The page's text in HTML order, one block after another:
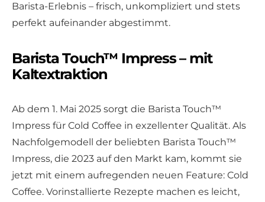
Barista-Erlebnis – frisch, unkompliziert und stets
perfekt aufeinander abgestimmt.
Barista Touch™ Impress – mit
Kaltextraktion
Ab dem 1. Mai 2025 sorgt die Barista Touch™
Impress für Cold Coffee in exzellenter Qualität. Als
Nachfolgemodell der beliebten Barista Touch™
Impress, die 2023 auf den Markt kam, kommt sie
jetzt mit einem aufregenden neuen Feature: Cold
Coffee. Vorinstallierte Rezepte machen es leicht,